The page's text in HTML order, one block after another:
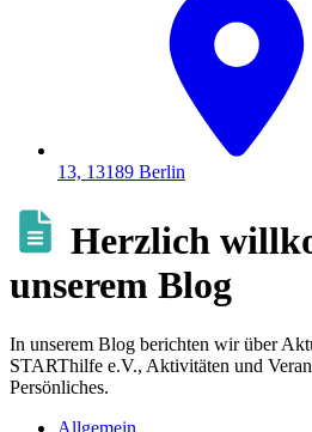
13, 13189 Berlin
Herzlich
unserem Blog
In unserem Blog berichten wir über
STARThilfe e.V., Aktivitäten und
Persönliches.
Allgemein